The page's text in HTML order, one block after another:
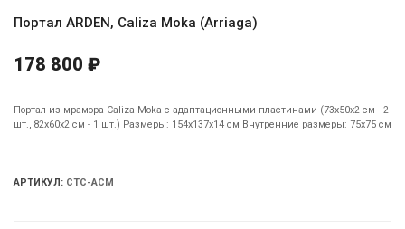
Портал ARDEN, Caliza Moka (Arriaga)
178 800 ₽
Портал из мрамора Caliza Moka с адаптационными пластинами (73х50х2 см - 2
шт., 82х60х2 см - 1 шт.) Размеры: 154х137х14 см Внутренние размеры: 75х75 см
АРТИКУЛ: СТС-ACM